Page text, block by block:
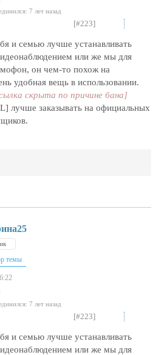
7 лет назад
[#223]
и семью лучше устанавливать
или же мы для
он чем-то похож на
удобная вещь в использовании.
скрыта по причине бана]
лучше заказывать на официальных
темы
7 лет назад
[#223]
и семью лучше устанавливать
или же мы для